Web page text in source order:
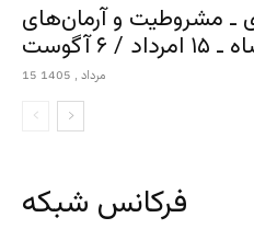
ـ مشروطیت و آرمان‌های
/ ۶ آگوست
15 مرداد , 1405
فرکانس شبکه